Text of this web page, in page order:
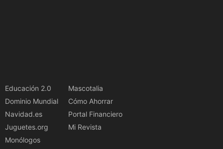
Educación 2.0
Dominio Mundial
Navidad.es
Juguetes.org
Monólogos
Mascotalia
Cómo Ahorrar
Portal Financiero
Mi Revista